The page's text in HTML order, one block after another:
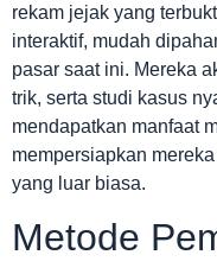
rekam jejak yang
interaktif, mudah
pasar saat ini. Mereka
trik, serta studi kasus
mendapatkan manfaat
mempersiapkan
yang luar biasa.
Metode